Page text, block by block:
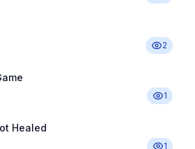
2
1
Healed
1